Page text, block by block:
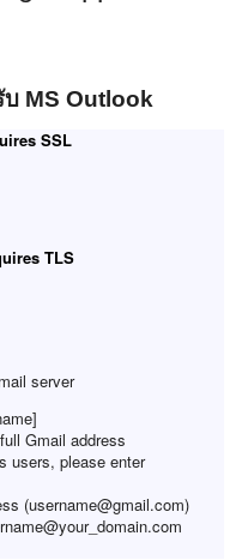
MS Outlook
SSL
TLS
server
Gmail address
users, please enter
(username@gmail.com)